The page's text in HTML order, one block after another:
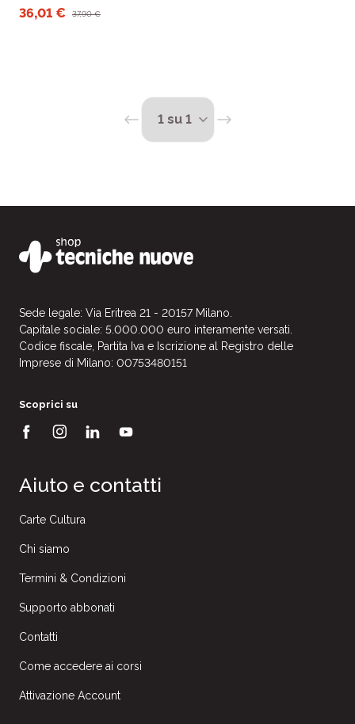
(medici e cardiologi) e al
contempo di aiuto per il
36,01 €
37,90 €
Sede legale: Via Eritrea 21 - 20157 Milano.
Capitale sociale: 5.000.000 euro interamente versati.
Codice fiscale, Partita Iva e Iscrizione al Registro delle
Imprese di Milano: 00753480151
Scoprici su
Aiuto e contatti
Carte Cultura
Chi siamo
Termini & Condizioni
Supporto abbonati
Contatti
Come accedere ai corsi
Attivazione Account